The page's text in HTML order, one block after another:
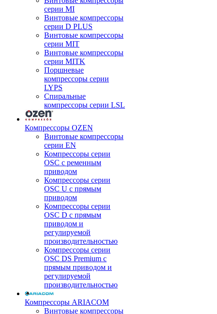
серии MI
Винтовые компрессоры
серии D PLUS
Винтовые компрессоры
серии MIT
Винтовые компрессоры
серии MITK
Поршневые
компрессоры серии
LYPS
Спиральные
компрессоры серии LSL
Компрессоры OZEN
Винтовые компрессоры
серии EN
Компрессоры серии
OSC с ременным
приводом
Компрессоры серии
OSC U с прямым
приводом
Компрессоры серии
OSC D с прямым
приводом и
регулируемой
производительностью
Компрессоры серии
OSC DS Premium с
прямым приводом и
регулируемой
производительностью
Компрессоры ARIACOM
Винтовые компрессоры